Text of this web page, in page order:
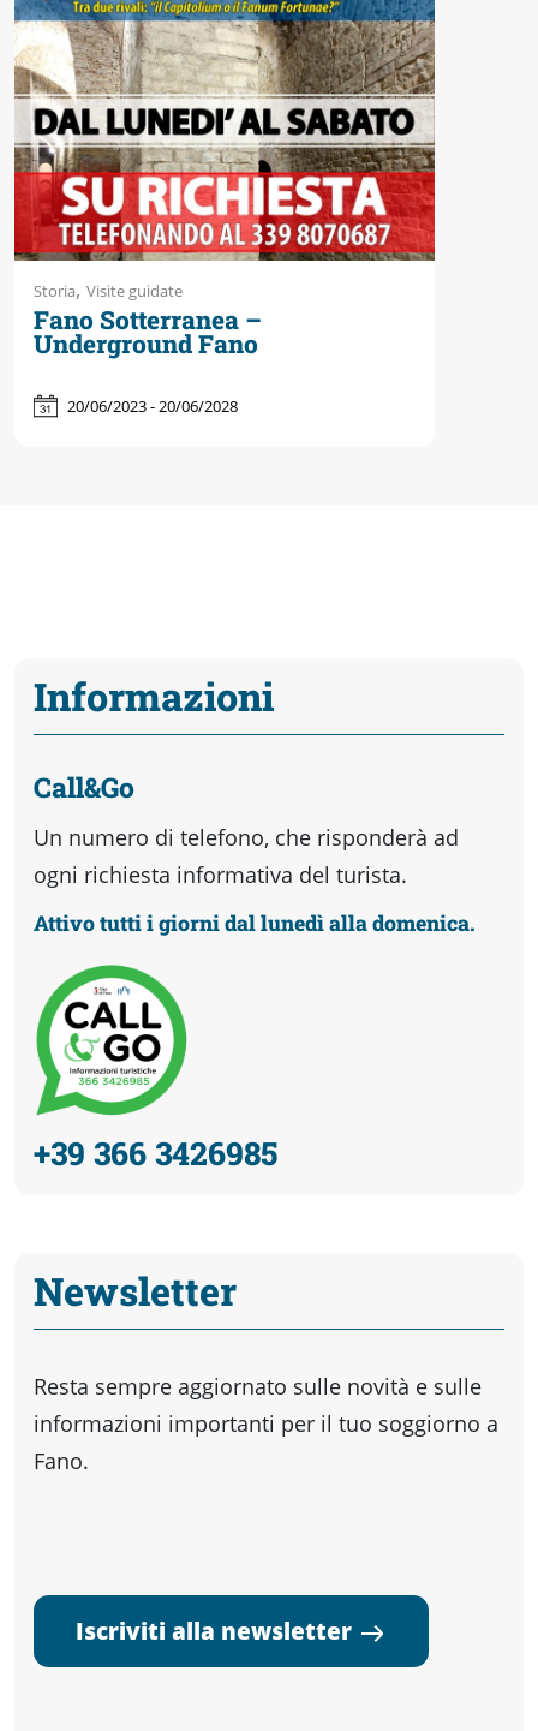
Storia, Visite guidate
Fano Sotterranea –
Underground Fano
20/06/2023 - 20/06/2028
Informazioni
Call&Go
Un numero di telefono, che risponderà ad
ogni richiesta informativa del turista.
Attivo tutti i giorni dal lunedì alla domenica.
+39 366 3426985
Newsletter
Resta sempre aggiornato sulle novità e sulle
informazioni importanti per il tuo soggiorno a
Fano.
Iscriviti alla newsletter